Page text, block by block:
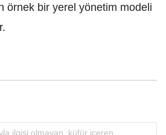
örnek bir yerel yönetim modeli